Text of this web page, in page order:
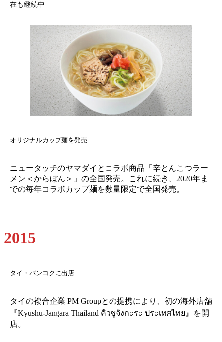
在も継続中
オリジナルカップ麺を発売
ニュータッチのヤマダイとコラボ商品「辛とんこつラー
メン＜からぼん＞」の全国発売。これに続き、2020年ま
での毎年コラボカップ麺を数量限定で全国発売。
2015
タイ・バンコクに出店
タイの複合企業 PM Groupとの提携により、初の海外店舗
『Kyushu-Jangara Thailand คิวชูจังกะระ ประเทศไทย』を開
店。